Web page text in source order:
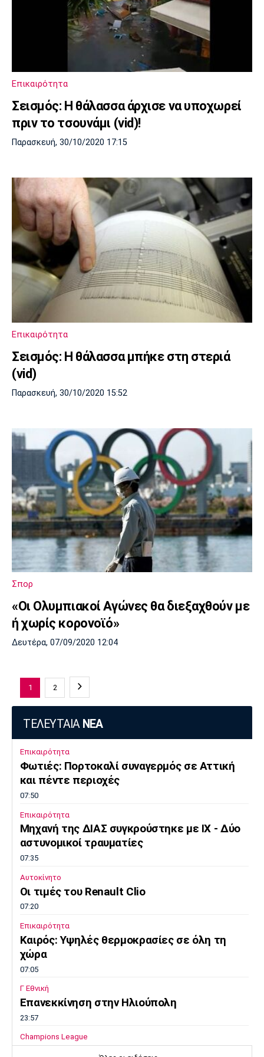
Επικαιρότητα
Σεισμός: Η θάλασσα άρχισε να υποχωρεί
πριν το τσουνάμι (vid)!
Παρασκευή, 30/10/2020 17:15
Επικαιρότητα
Σεισμός: Η θάλασσα μπήκε στη στεριά
(vid)
Παρασκευή, 30/10/2020 15:52
Σπορ
«Οι Ολυμπιακοί Αγώνες θα διεξαχθούν με
ή χωρίς κορονοϊό»
Δευτέρα, 07/09/2020 12:04
1 2
ΤΕΛΕΥΤΑΙΑ ΝΕΑ
Επικαιρότητα
Φωτιές: Πορτοκαλί συναγερμός σε Αττική
και πέντε περιοχές
07:50
Επικαιρότητα
Μηχανή της ΔΙΑΣ συγκρούστηκε με ΙΧ - Δύο
αστυνομικοί τραυματίες
07:35
Αυτοκίνητο
Οι τιμές του Renault Clio
07:20
Επικαιρότητα
Καιρός: Υψηλές θερμοκρασίες σε όλη τη
χώρα
07:05
Γ Εθνική
Επανεκκίνηση στην Ηλιούπολη
23:57
Champions League
Μαφέο, Ροντινέι και το… καμπανάκι για τον